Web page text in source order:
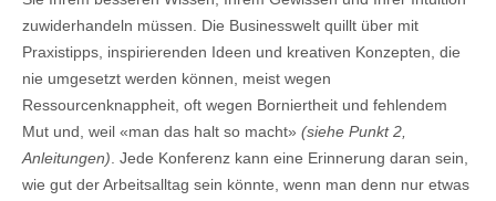
zuwiderhandeln müssen. Die Businesswelt quillt über mit
Praxistipps, inspirierenden Ideen und kreativen Konzepten, die
nie umgesetzt werden können, meist wegen
Ressourcenknappheit, oft wegen Borniertheit und fehlendem
Mut und, weil «man das halt so macht» (siehe Punkt 2,
Anleitungen) . Jede Konferenz kann eine Erinnerung daran sein,
wie gut der Arbeitsalltag sein könnte, wenn man denn nur etwas